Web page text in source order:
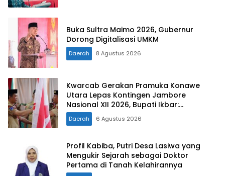
Buka Sultra Maimo 2026, Gubernur
Dorong Digitalisasi UMKM
Daerah 8 Agustus 2026
Kwarcab Gerakan Pramuka Konawe
Utara Lepas Kontingen Jambore
Nasional XII 2026, Bupati Ikbar:
Tunjukkan Karakter Generasi Muda
Konut yang Disiplin dan Berprestasi
Daerah 6 Agustus 2026
Profil Kabiba, Putri Desa Lasiwa yang
Mengukir Sejarah sebagai Doktor
Pertama di Tanah Kelahirannya